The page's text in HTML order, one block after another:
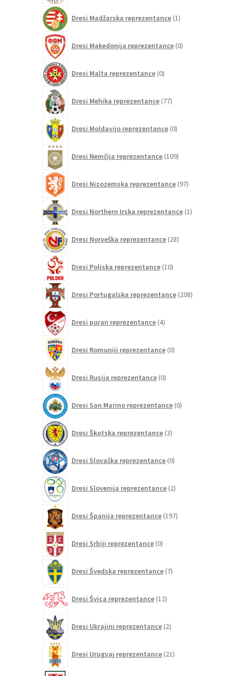
Dresi Madžarska reprezentance 1izdelek
Dresi Makedonija reprezentance 0izdelkov
Dresi Malta reprezentance 0izdelkov
Dresi Mehika reprezentance 77izdelkov
Dresi Moldavijo reprezentance 0izdelkov
Dresi Nemčija reprezentance 109izdelkov
Dresi Nizozemska reprezentance 97izdelkov
Dresi Northern Irska reprezentance 1izdelek
Dresi Norveška reprezentance 28izdelkov
Dresi Poljska reprezentance 10izdelkov
Dresi Portugalska reprezentance 208izdelkov
Dresi puran reprezentance 4izdelki
Dresi Romuniji reprezentance 0izdelkov
Dresi Rusija reprezentance 0izdelkov
Dresi San Marino reprezentance 0izdelkov
Dresi Škotska reprezentance 3izdelki
Dresi Slovaška reprezentance 0izdelkov
Dresi Slovenija reprezentance 2izdelka
Dresi Španija reprezentance 197izdelkov
Dresi Srbiji reprezentance 0izdelkov
Dresi Švedska reprezentance 7izdelkov
Dresi Švica reprezentance 12izdelkov
Dresi Ukrajini reprezentance 2izdelka
Dresi Urugvaj reprezentance 21izdelkov